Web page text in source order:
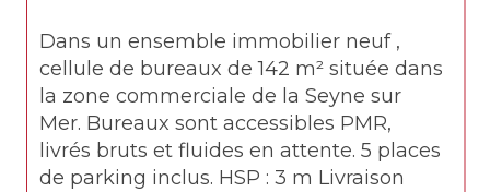
Dans un ensemble immobilier neuf ,
cellule de bureaux de 142 m² située dans
la zone commerciale de la Seyne sur
Mer. Bureaux sont accessibles PMR,
livrés bruts et fluides en attente. 5 places
de parking inclus. HSP : 3 m Livraison